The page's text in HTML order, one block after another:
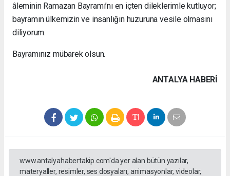
âleminin Ramazan Bayramı’nı en içten dileklerimle kutluyor;
bayramın ülkemizin ve insanlığın huzuruna vesile olmasını
diliyorum.
Bayramınız mübarek olsun.
ANTALYA HABERİ
www.antalyahabertakip.com'da yer alan bütün yazılar,
materyaller, resimler, ses dosyaları, animasyonlar, videolar,